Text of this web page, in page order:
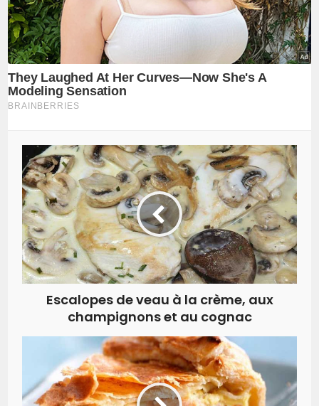
Escalopes de veau à la crème, aux
champignons et au cognac